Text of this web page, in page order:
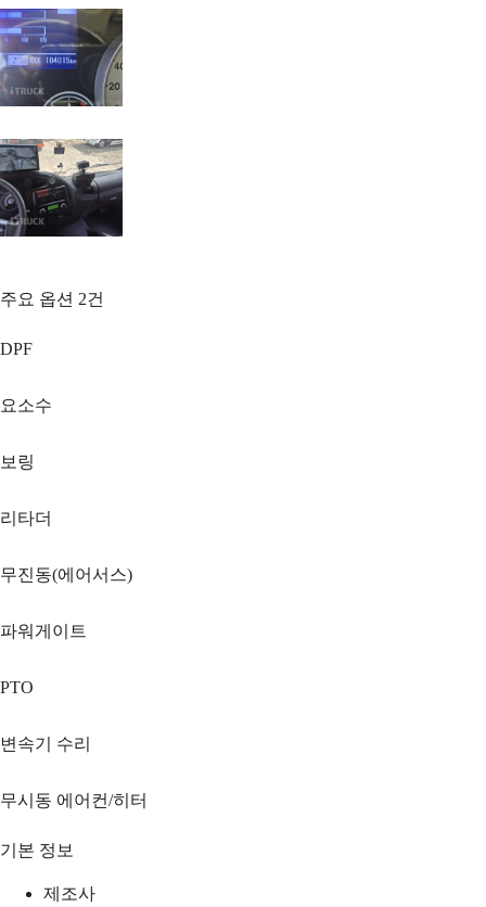
주요 옵션 2건
DPF
요소수
보링
리타더
무진동(에어서스)
파워게이트
PTO
변속기 수리
무시동 에어컨/히터
기본 정보
제조사